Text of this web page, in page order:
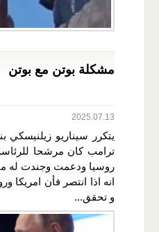
مشكلة بوتن مع بوتن
2025.07.13
يتكرر سيناريو
ترامب كان مرشحا
روسيا ودعمت وجندت له
انه اذا انتصر فأن
و تحقق...